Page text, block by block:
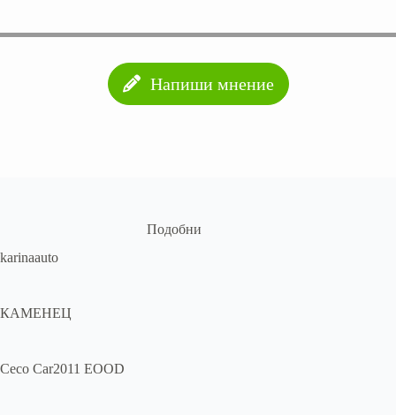
Напиши мнение
Подобни
karinaauto
КАМЕНЕЦ
Ceco Car2011 EOOD